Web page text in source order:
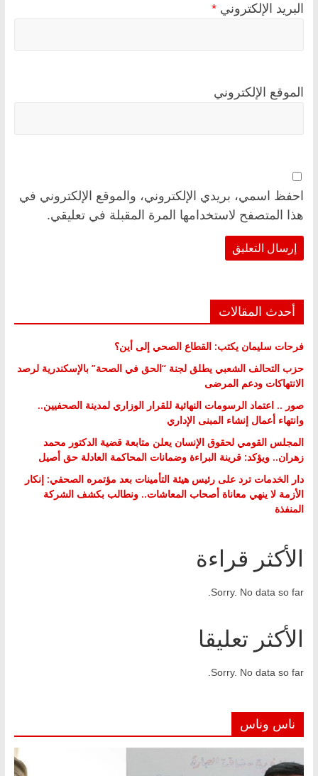
البريد الإلكتروني *
الموقع الإلكتروني
احفظ اسمي، بريدي الإلكتروني، والموقع الإلكتروني في
هذا المتصفح لاستخدامها المرة المقبلة في تعليقي.
أحدث المقالات
فرحات سليمان يكتب: القطاع الصحي إلى أين؟
حزب التحالف الشعبي يطلق لجنة “الحق في الصحة” بالإسكندرية لرصد
الانتهاكات ودعم المرضى
صور .. اعتماد الرسومات النهائية للقرار الوزاري لمدينة الصحفيين..
وانتهاء أعمال إنشاء المبنى الإداري
المجلس القومي لحقوق الإنسان يعلن متابعة قضية الدكتور محمد
زهران.. ويؤكد: قرينة البراءة وضمانات المحاكمة العادلة حق أصيل
دار الخدمات ترد على رئيس هيئة التأمينات بعد مؤتمره الصحفي: إنكار
الأزمة لا ينهي معاناة أصحاب المعاشات.. ونطالب بكشف الشركة
المنفذة
الأكثر قراءة
Sorry. No data so far.
الأكثر تعليقا
Sorry. No data so far.
ناس وناس